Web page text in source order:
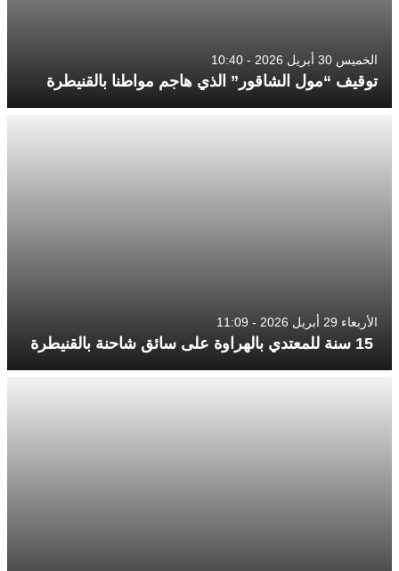
الخميس 30 أبريل 2026 - 10:40
توقيف “مول الشاقور” الذي هاجم مواطنا بالقنيطرة
الأربعاء 29 أبريل 2026 - 11:09